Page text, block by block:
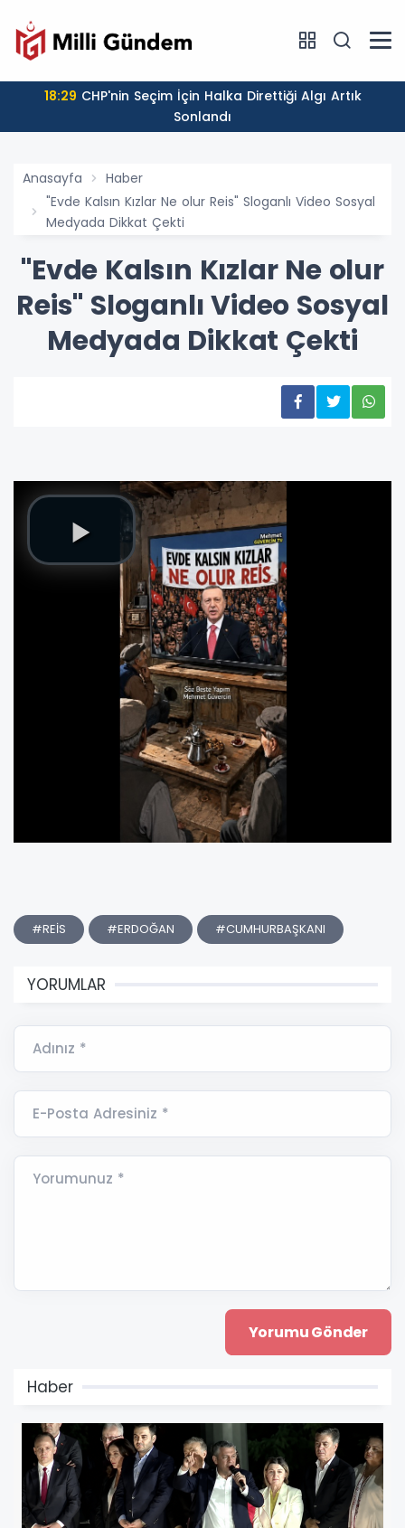
18:29
Sonlandı
Anasayfa
Haber
"Evde Kalsın Kızlar Ne olur Reis" Sloganlı Video Sosyal
Medyada Dikkat Çekti
"Evde Kalsın Kızlar Ne olur
Reis" Sloganlı Video Sosyal
Medyada Dikkat Çekti
#REİS #ERDOĞAN #CUMHURBAŞKANI
YORUMLAR
Adınız *
E-Posta Adresiniz *
Yorumunuz *
Haber